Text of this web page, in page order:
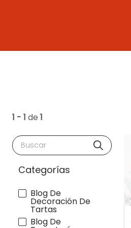
1 - 1 de 1
Buscar
Categorías
Blog De
Decoración De
Tartas
Blog De